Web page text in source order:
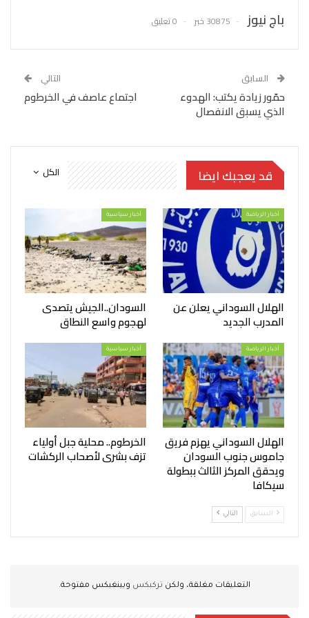
باج نيوز 30875 خبر 0 تعليق
السابق
حمّور زيادة يكتب: الهدوء
الذي يسبق الانفصال
التالي
اجتماع عاصف في الخرطوم
الكل قد يعجبك ايضا
أخبار الرياضة
الهلال السوداني يعلن عن
المدرب الجديد
أخبار سياسية
السودان..الجيش يتصدى
لهجوم واسع النطاق
أخبار الرياضة
الهلال السوداني يهزم فريق
جاموس جنوب السودان
ويحقق المركز الثالث ببطولة
سيكافا
أخبار سياسية
الخرطوم.. محلية جبل أولياء
تزف بشرى لأصحاب الركشات
السابق التالي
التعليقات مغلقة، ولكن تركبكس وبينغبكس مفتوحة.